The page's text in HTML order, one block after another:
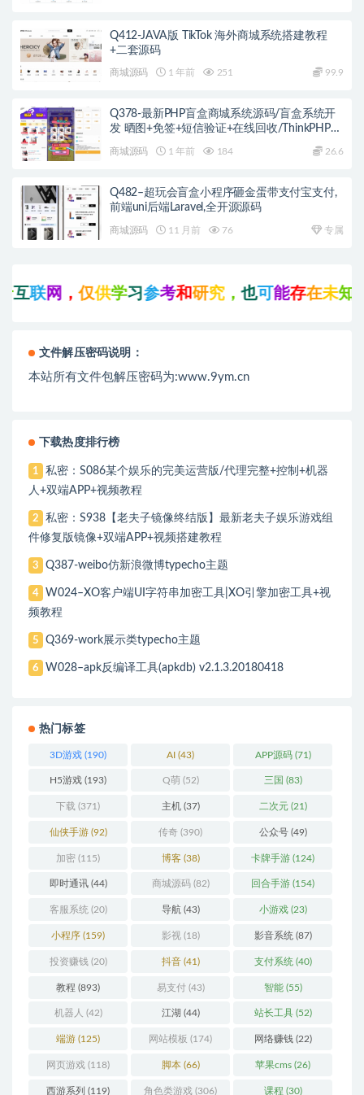
Q412-JAVA版 TikTok 海外商城系统搭建教程
+二套源码
商城源码 1 年前 251 99.9
Q378-最新PHP盲盒商城系统源码/盲盒系统开
发 晒图+免签+短信验证+在线回收/ThinkPHP框
商城源码 1 年前 184 26.6
Q482–超玩会盲盒小程序砸金蛋带支付宝支付,
前端uni后端Laravel,全开源源码
商城源码 11 月前 76 专属
联网，仅 供学习参考和研究，也 可能 存在未知的B
文件解压密码说明：
本站所有文件包解压密码为:www.9ym.cn
下载热度排行榜
1
私密：S086某个娱乐的完美运营版/代理完整+控制+机器
人+双端APP+视频教程
2
私密：S938【老夫子镜像终结版】最新老夫子娱乐游戏组
件修复版镜像+双端APP+视频搭建教程
3 Q387-weibo仿新浪微博typecho主题
4
W024–XO客户端UI字符串加密工具|XO引擎加密工具+视
频教程
5 Q369-work展示类typecho主题
6 W028–apk反编译工具(apkdb) v2.1.3.20180418
热门标签
3D游戏 (190) AI (43) APP源码(71)
H5游戏 (193) Q萌 (52) 三国 (83)
下载 (371) 主机(37) 二次元(21)
仙侠手游(92) 传奇 (390) 公众号(49)
加密 (115) 博客(38) 卡牌手游 (124)
即时通讯(44) 商城源码(82) 回合手游 (154)
客服系统 (20) 导航(43) 小游戏(23)
小程序 (159) 影视(18) 影音系统 (87)
投资赚钱 (20) 抖音(41) 支付系统 (40)
教程 (893) 易支付(43) 智能(55)
机器人 (42) 江湖 (44) 站长工具(52)
端游 (125) 网站模板 (174) 网络赚钱(22)
网页游戏 (118) 脚本(66) 苹果cms (26)
西游系列 (119) 角色类游戏 (306) 课程 (30)